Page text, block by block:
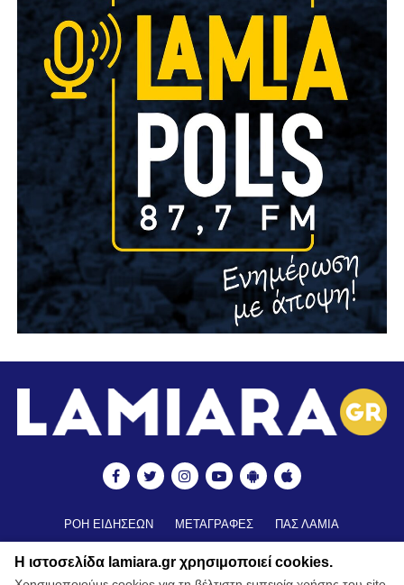
ΡΟΗ ΕΙΔΗΣΕΩΝ ΜΕΤΑΓΡΑΦΕΣ
ΠΑΣ ΛΑΜΙΑ
ΒΑΘΜΟΛΟΓΙΑ ΑΚΑΔΗΜΙΩΝ
ΚΥΠΕΛΛΟ
Η ιστοσελίδα lamiara.gr χρησιμοποιεί cookies.